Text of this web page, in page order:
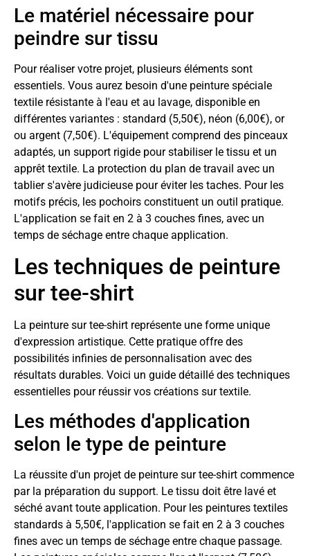
Le matériel nécessaire pour
peindre sur tissu
Pour réaliser votre projet, plusieurs éléments sont
essentiels. Vous aurez besoin d'une peinture spéciale
textile résistante à l'eau et au lavage, disponible en
différentes variantes : standard (5,50€), néon (6,00€), or
ou argent (7,50€). L'équipement comprend des pinceaux
adaptés, un support rigide pour stabiliser le tissu et un
apprêt textile. La protection du plan de travail avec un
tablier s'avère judicieuse pour éviter les taches. Pour les
motifs précis, les pochoirs constituent un outil pratique.
L'application se fait en 2 à 3 couches fines, avec un
temps de séchage entre chaque application.
Les techniques de peinture
sur tee-shirt
La peinture sur tee-shirt représente une forme unique
d'expression artistique. Cette pratique offre des
possibilités infinies de personnalisation avec des
résultats durables. Voici un guide détaillé des techniques
essentielles pour réussir vos créations sur textile.
Les méthodes d'application
selon le type de peinture
La réussite d'un projet de peinture sur tee-shirt commence
par la préparation du support. Le tissu doit être lavé et
séché avant toute application. Pour les peintures textiles
standards à 5,50€, l'application se fait en 2 à 3 couches
fines avec un temps de séchage entre chaque passage.